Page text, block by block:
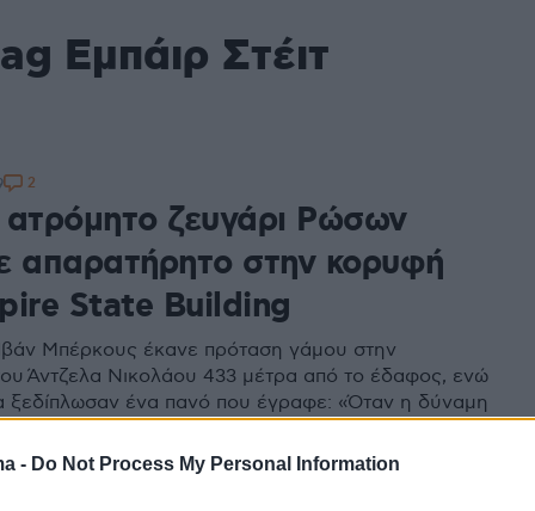
- Do Not Process My Personal Information
Εμπάιρ Στέιτ
ζευγάρι Ρώσων
απαρατήρητο στην κορυφή
State Building
Μπέρκους έκανε πρόταση γάμου στην
Άντζελα Νικολάου 433 μέτρα από το έδαφος, ενώ
ξεδίπλωσαν ένα πανό που έγραφε: «Όταν η δύναμη
- Το τρυφερό φιλί έξω από το δικαστήριο
2